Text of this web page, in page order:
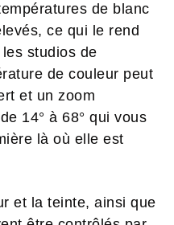
de blanc
ce qui le rend
studios de
de couleur peut
et un zoom
14° à 68° qui vous
là où elle est
et la teinte, ainsi que